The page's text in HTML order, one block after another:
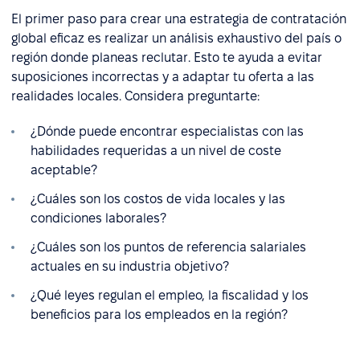
El primer paso para crear una estrategia de contratación
global eficaz es realizar un análisis exhaustivo del país o
región donde planeas reclutar. Esto te ayuda a evitar
suposiciones incorrectas y a adaptar tu oferta a las
realidades locales. Considera preguntarte:
¿Dónde puede encontrar especialistas con las
habilidades requeridas a un nivel de coste
aceptable?
¿Cuáles son los costos de vida locales y las
condiciones laborales?
¿Cuáles son los puntos de referencia salariales
actuales en su industria objetivo?
¿Qué leyes regulan el empleo, la fiscalidad y los
beneficios para los empleados en la región?